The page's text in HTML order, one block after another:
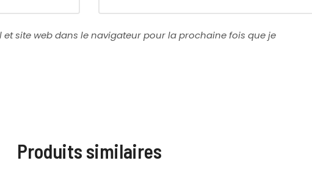
site web dans le navigateur pour la prochaine fois que je
Produits similaires